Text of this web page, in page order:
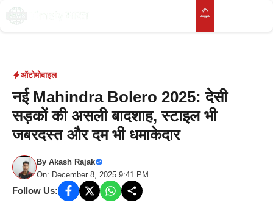
Skip
ऑटोमोबाइल
नई Mahindra Bolero 2025: देसी
सड़कों की असली बादशाह, स्टाइल भी
जबरदस्त और दम भी धमाकेदार
By Akash Rajak
On: December 8, 2025 9:41 PM
Follow Us: